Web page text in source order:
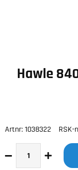
Hawle
Artnr: 1038322 RSK-